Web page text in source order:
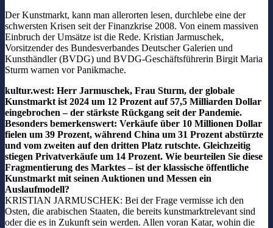
Der Kunstmarkt, kann man allerorten lesen, durchlebe eine der
schwersten Krisen seit der Finanzkrise 2008. Von einem massiven
Einbruch der Umsätze ist die Rede. Kristian Jarmuschek,
Vorsitzender des Bundesverbandes Deutscher Galerien und
Kunsthändler (BVDG) und BVDG-Geschäftsführerin Birgit Maria
Sturm warnen vor Panikmache.
kultur.west: Herr Jarmuschek, Frau Sturm, der globale
Kunstmarkt ist 2024 um 12 Prozent auf 57,5 Milliarden Dollar
eingebrochen – der stärkste Rückgang seit der Pandemie.
Besonders bemerkenswert: Verkäufe über 10 Millionen Dollar
fielen um 39 Prozent, während China um 31 Prozent abstürzte
und vom zweiten auf den dritten Platz rutschte. Gleichzeitig
stiegen Privatverkäufe um 14 Prozent. Wie beurteilen Sie diese
Fragmentierung des Marktes – ist der klassische öffentliche
Kunstmarkt mit seinen Auktionen und Messen ein
Auslaufmodell?
KRISTIAN JARMUSCHEK: Bei der Frage vermisse ich den
Osten, die arabischen Staaten, die bereits kunstmarktrelevant sind
oder die es in Zukunft sein werden. Allen voran Katar, wohin die